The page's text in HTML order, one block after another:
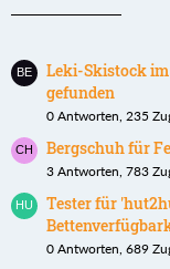
Leki-Skistock
gefunden
0 Antworten, 235
Bergschuh für
3 Antworten, 783
Tester für
0 Antworten, 689